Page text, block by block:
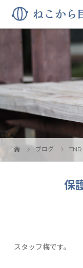
ブログ TNR
保
スタッフ梅です。